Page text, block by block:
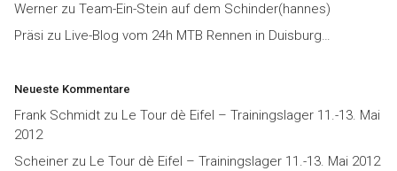
Werner zu Team-Ein-Stein auf dem Schinder(hannes)
Präsi zu Live-Blog vom 24h MTB Rennen in Duisburg…
Neueste Kommentare
Frank Schmidt zu Le Tour dè Eifel – Trainingslager 11.-13. Mai
2012
Scheiner zu Le Tour dè Eifel – Trainingslager 11.-13. Mai 2012